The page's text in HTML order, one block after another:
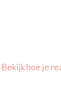
Bekijk hoe je